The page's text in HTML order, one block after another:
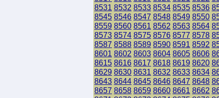
8531 8532 8533 8534 8535 8536
8545 8546 8547 8548 8549 8550
8559 8560 8561 8562 8563 8564
8573 8574 8575 8576 8577 8578
8587 8588 8589 8590 8591 8592
8601 8602 8603 8604 8605 8606
8615 8616 8617 8618 8619 8620
8629 8630 8631 8632 8633 8634
8643 8644 8645 8646 8647 8648
8657 8658 8659 8660 8661 8662